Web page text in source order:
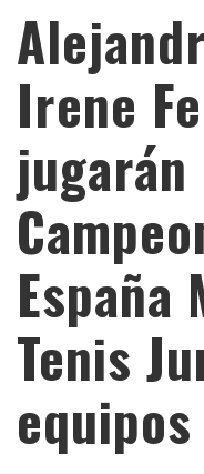
Irene
jugarán
España
Tenis
equipos